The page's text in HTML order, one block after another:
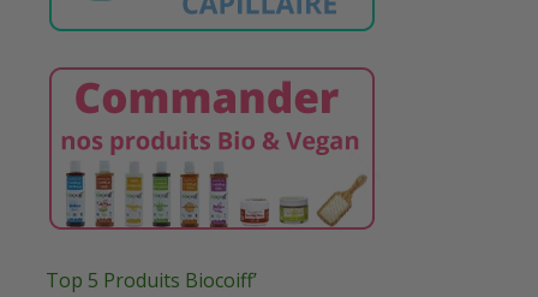
Top 5 Produits Biocoiff’